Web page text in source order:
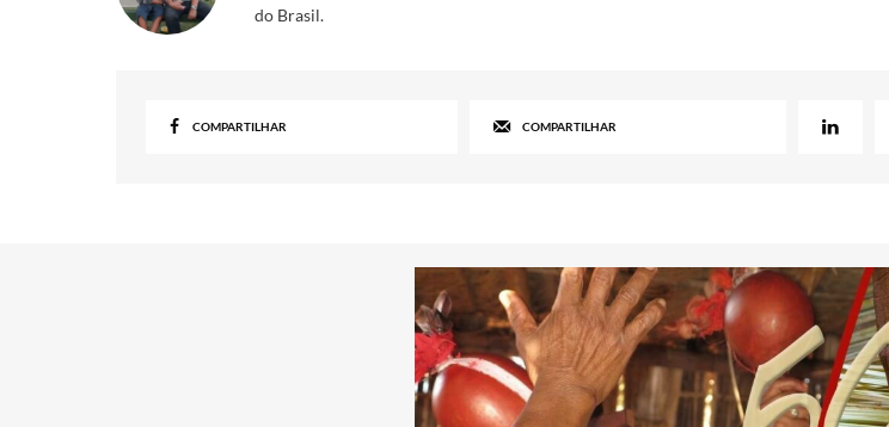
do Brasil.
COMPARTILHAR COMPARTILHAR